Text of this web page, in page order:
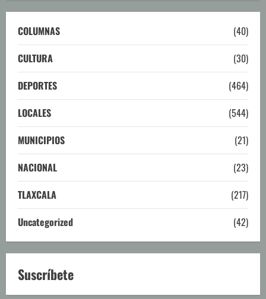
COLUMNAS
(40)
CULTURA
(30)
DEPORTES
(464)
LOCALES
(544)
MUNICIPIOS
(21)
NACIONAL
(23)
TLAXCALA
(217)
Uncategorized
(42)
Suscríbete